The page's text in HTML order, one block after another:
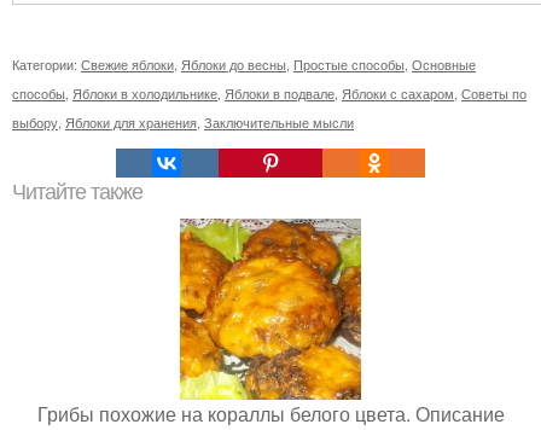
Категории: Свежие яблоки Яблоки до весны Простые способы Основные
способы Яблоки в холодильнике Яблоки в подвале Яблоки с сахаром Советы по
выбору Яблоки для хранения Заключительные мысли
Читайте также
Грибы похожие на кораллы белого цвета. Описание